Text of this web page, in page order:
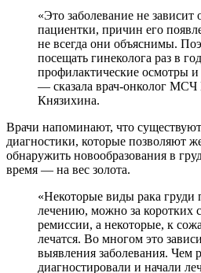
«Это заболевание не зависит
пациентки, причин его
не всегда они объяснимы.
посещать гинеколога раз в
профилактические осмотры
— сказала врач-онколог
Князихина.
Врачи напоминают, что
диагностики, которые позволяют
обнаружить новообразования в
время — на вес золота.
«Некоторые виды рака груди
лечению, можно за коротких
ремиссии, а некоторые, к
лечатся. Во многом это
выявления заболевания. Чем
диагностировали и начали